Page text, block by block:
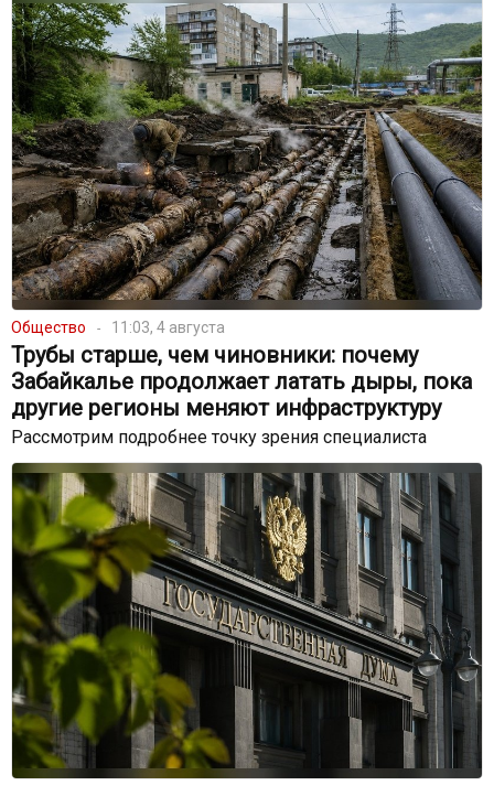
Общество 11:03, 4 августа
Трубы старше, чем чиновники: почему
Забайкалье продолжает латать дыры, пока
другие регионы меняют инфраструктуру
Рассмотрим подробнее точку зрения специалиста